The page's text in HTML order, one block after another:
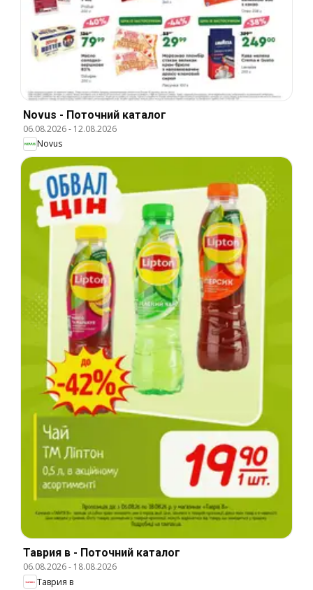
Novus - Поточний каталог
06.08.2026- 12.08.2026
Novus
Таврия в - Поточний каталог
06.08.2026- 18.08.2026
Таврия в